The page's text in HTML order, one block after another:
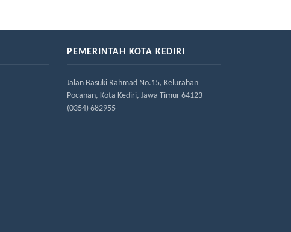
PEMERINTAH KOTA KEDIRI
Jalan Basuki Rahmad No.15, Kelurahan
Pocanan, Kota Kediri, Jawa Timur 64123
(0354) 682955